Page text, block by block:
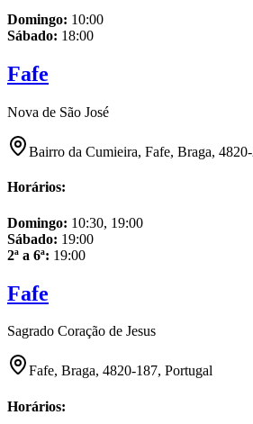
Domingo: 10:00
Sábado: 18:00
Fafe
Nova de São José
Bairro da Cumieira, Fafe, Braga,
Horários:
Domingo: 10:30, 19:00
Sábado: 19:00
2ª a 6ª: 19:00
Fafe
Sagrado Coração de Jesus
Fafe, Braga, 4820-187, Portugal
Horários: